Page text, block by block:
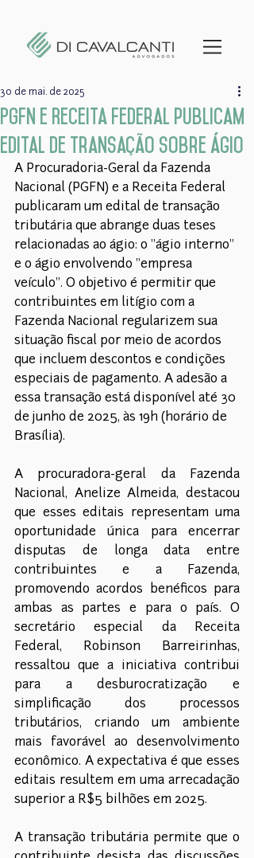
PGFN e Receita Federal publicam
edital de transação sobre ágio
30 de mai. de 2025
A Procuradoria-Geral da Fazenda
Nacional (PGFN) e a Receita Federal
publicaram um edital de transação
tributária que abrange duas teses
relacionadas ao ágio: o "ágio interno"
e o ágio envolvendo "empresa
veículo". O objetivo é permitir que
contribuintes em litígio com a
Fazenda Nacional regularizem sua
situação fiscal por meio de acordos
que incluem descontos e condições
especiais de pagamento. A adesão a
essa transação está disponível até 30
de junho de 2025, às 19h (horário de
Brasília).
A procuradora-geral da Fazenda
Nacional, Anelize Almeida, destacou
que esses editais representam uma
oportunidade única para encerrar
disputas de longa data entre
contribuintes e a Fazenda,
promovendo acordos benéficos para
ambas as partes e para o país. O
secretário especial da Receita
Federal, Robinson Barreirinhas,
ressaltou que a iniciativa contribui
para a desburocratização e
simplificação dos processos
tributários, criando um ambiente
mais favorável ao desenvolvimento
econômico. A expectativa é que esses
editais resultem em uma arrecadação
superior a R$5 bilhões em 2025.
A transação tributária permite que o